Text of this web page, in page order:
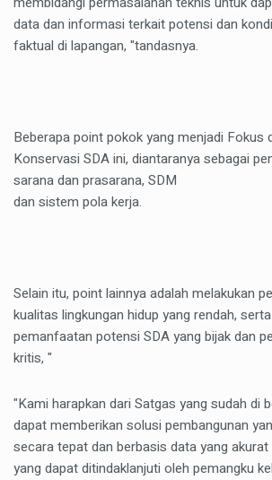
data dan informasi terkait potensi dan
faktual di lapangan, "tandasnya.
Beberapa point pokok yang menjadi Fokus
Konservasi SDA ini, diantaranya sebagai
sarana dan prasarana, SDM
dan sistem pola kerja.
Selain itu, point lainnya adalah melakukan
kualitas lingkungan hidup yang rendah,
pemanfaatan potensi SDA yang bijak dan
kritis, "
"Kami harapkan dari Satgas yang sudah di
dapat memberikan solusi pembangunan
secara tepat dan berbasis data yang
yang dapat ditindaklanjuti oleh pemangku